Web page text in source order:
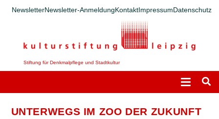
NewsletterNewsletter-AnmeldungKontaktImpressumDatenschutz
Stiftung für Denkmalpflege und Stadtkultur
UNTERWEGS IM ZOO DER ZUKUNFT